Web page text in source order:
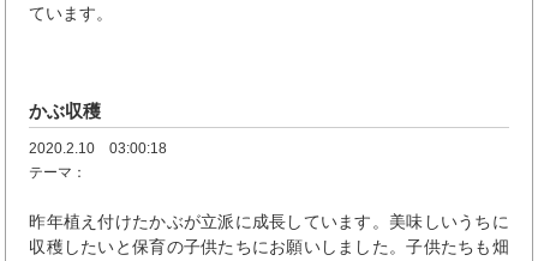
ています。
かぶ収穫
2020.2.10 03:00:18
テーマ：
昨年植え付けたかぶが立派に成長しています。美味しいうちに
収穫したいと保育の子供たちにお願いしました。子供たちも畑